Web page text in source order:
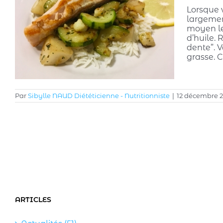
Lorsque
moyen
d’huile.
dente”.
grasse.
ParSibylle NAUD Diététicienne - Nutritionniste | 12 décembre
ARTICLES